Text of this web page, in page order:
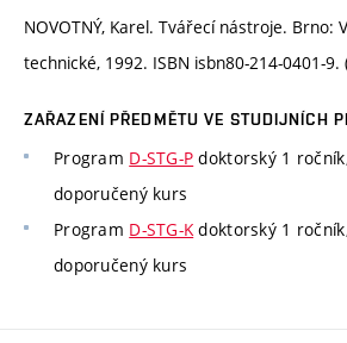
NOVOTNÝ, Karel. Tvářecí nástroje. Brno:
technické, 1992. ISBN isbn80-214-0401-9.
ZAŘAZENÍ PŘEDMĚTU VE STUDIJNÍCH
Program D-STG-P doktorský 1
doporučený kurs
Program D-STG-Kdoktorský 1
doporučený kurs